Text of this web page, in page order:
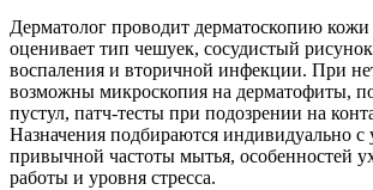
Дерматолог проводит дерматоскопию
оценивает тип чешуек, сосудистый
воспаления и вторичной инфекции. При
возможны микроскопия на дерматофиты,
пустул, патч‑тесты при подозрении на
Назначения подбираются индивидуально с
привычной частоты мытья, особенностей
работы и уровня стресса.